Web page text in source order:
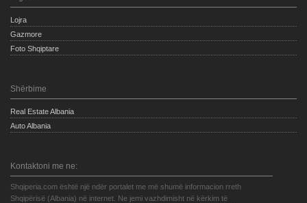
Lojra
Gazmore
Foto Shqiptare
Shërbime
Real Estate Albania
Auto Albania
Kontaktoni me ne:
Shqiperia.com është një ndër portalet me më shumë informacion rreth
Shqipërisë (Albania) në internet. Ne jemi vazhdimisht në kërkim të